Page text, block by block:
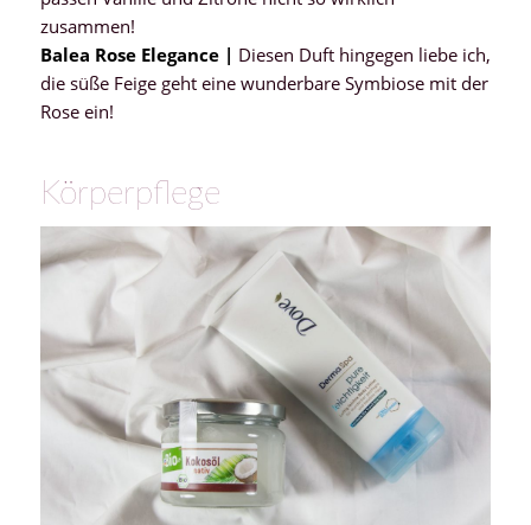
zusammen!
Balea Rose Elegance | Diesen Duft hingegen liebe ich,
die süße Feige geht eine wunderbare Symbiose mit der
Rose ein!
Körperpflege